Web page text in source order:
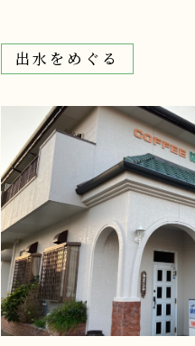
出水をめぐる